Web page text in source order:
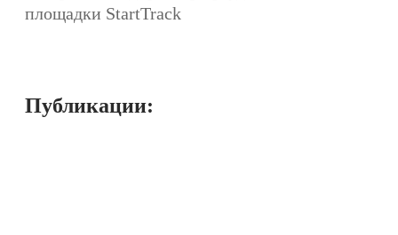
площадки StartTrack
Публикации: